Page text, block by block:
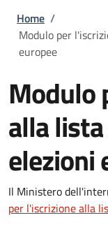
Briciole di
Home /
Modulo per
europee
Modulo
alla
elezioni
Il Ministero
per l'iscrizione alla